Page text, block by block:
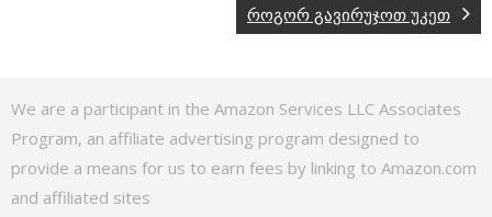
როგორ გავირუჯოთ უკეთ
We are a participant in the Amazon Services LLC Associates
Program, an affiliate advertising program designed to
provide a means for us to earn fees by linking to Amazon.com
and affiliated sites